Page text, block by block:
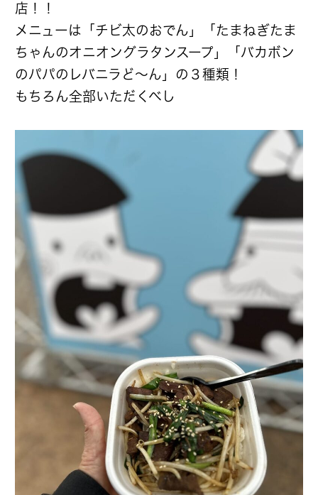
店！！
メニューは「チビ太のおでん」「たまねぎたま
ちゃんのオニオングラタンスープ」「バカボン
のパパのレバニラど〜ん」の３種類！
もちろん全部いただくべし